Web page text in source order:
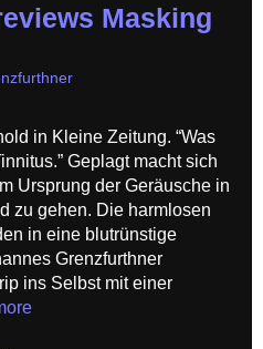
Masking
in Kleine Zeitung. “Was
Geplagt macht sich
Ursprung der Geräusche in
zu gehen. Die harmlosen
in eine blutrünstige
Grenzfurthner
ins Selbst mit einer